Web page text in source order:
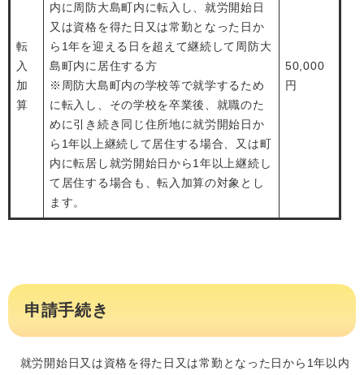
転
入
加
算
内に周防大島町内に転入し、就労開始日
又は資格を得た日又は常勤となった日か
ら1年を迎える日を超えて継続して周防大
島町内に居住する方
※周防大島町内の学校等で就学するため
に転入し、その学校を卒業後、就職のた
めに引き続き同じ住所地に就労開始日か
ら1年以上継続して居住する場合、又は町
内に転居し就労開始日から1年以上継続し
て居住する場合も、転入加算の対象とし
ます。
50,000
円
申請手続き
就労開始日又は資格を得た日又は常勤となった日から1年以内